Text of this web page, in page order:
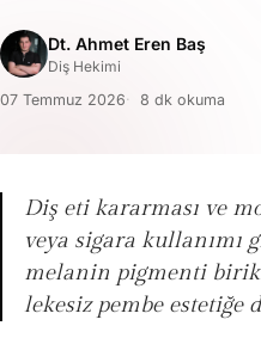
Dt. Ahmet Eren Baş
Diş Hekimi
07 Temmuz 2026
8 dk okuma
Diş eti kararması ve
veya sigara kullanımı
melanin pigmenti
lekesiz pembe estetiğe